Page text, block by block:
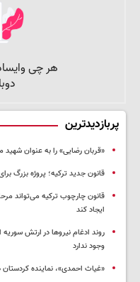
پربازدیدترین
«قربان رضایی» را به عنوان شهید
قانون جدید ترکیه؛ پروژه بزرگ‌
قانون چارچوب ترکیه می‌تواند
ایجاد کند
روند ادغام نیروها در ارتش
وجود ندارد
«غیاث احمدی»، نماینده